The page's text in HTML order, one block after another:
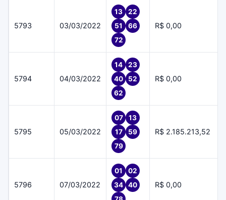
5793 03/03/2022
13
22
51
66
72
R$ 0,00
5794 04/03/2022
14
23
40
52
62
R$ 0,00
5795 05/03/2022
07
13
17
59
79
R$ 2.185.213,52
5796 07/03/2022
01
02
34
40
R$ 0,00